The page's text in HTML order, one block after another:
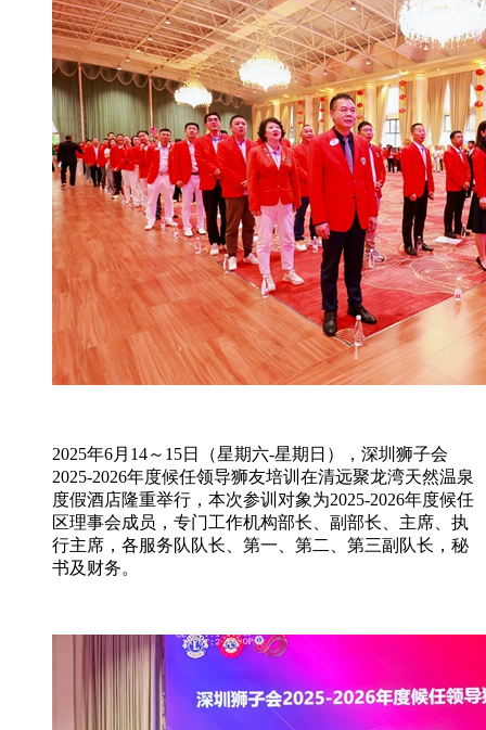
2025年6月14～15日（星期六-星期日），深圳狮子会
2025-2026年度候任领导狮友培训在清远聚龙湾天然温泉
度假酒店隆重举行，本次参训对象为2025-2026年度候任
区理事会成员，专门工作机构部长、副部长、主席、执
行主席，各服务队队长、第一、第二、第三副队长，秘
书及财务。